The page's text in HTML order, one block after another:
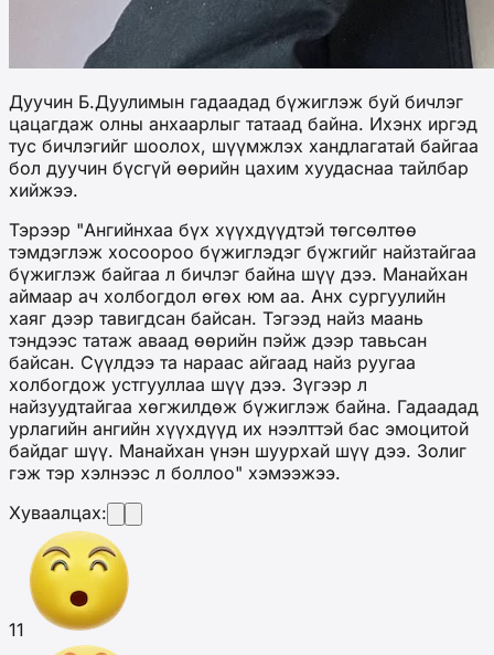
Дуучин Б.Дуулимын гадаадад бүжиглэж буй бичлэг
цацагдаж олны анхаарлыг татаад байна. Ихэнх иргэд
тус бичлэгийг шоолох, шүүмжлэх хандлагатай байгаа
бол дуучин бүсгүй өөрийн цахим хуудаснаа тайлбар
хийжээ.
Тэрээр "Ангийнхаа бүх хүүхдүүдтэй төгсөлтөө
тэмдэглэж хосоороо бүжиглэдэг бүжгийг найзтайгаа
бүжиглэж байгаа л бичлэг байна шүү дээ. Манайхан
аймаар ач холбогдол өгөх юм аа. Анх сургуулийн
хаяг дээр тавигдсан байсан. Тэгээд найз маань
тэндээс татаж аваад өөрийн пэйж дээр тавьсан
байсан. Сүүлдээ та нараас айгаад найз руугаа
холбогдож устгууллаа шүү дээ. Зүгээр л
найзуудтайгаа хөгжилдөж бүжиглэж байна. Гадаадад
урлагийн ангийн хүүхдүүд их нээлттэй бас эмоцитой
байдаг шүү. Манайхан үнэн шуурхай шүү дээ. Золиг
гэж тэр хэлнээс л боллоо" хэмээжээ.
Хуваалцах:
11